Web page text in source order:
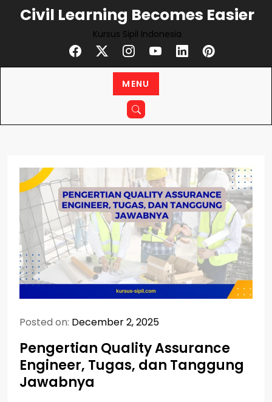
Civil Learning Becomes Easier
Kursus Sipil Indonesia
MENU
Posted on: December 2, 2025
Pengertian Quality Assurance
Engineer, Tugas, dan Tanggung
Jawabnya